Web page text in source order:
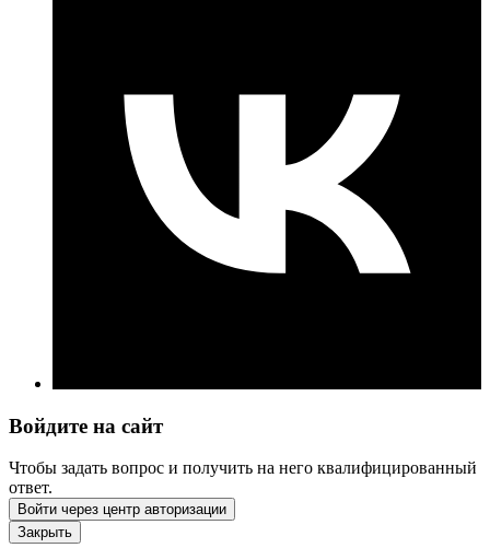
Войдите на сайт
Чтобы задать вопрос и получить на него квалифицированный
ответ.
Войти через центр авторизации
Закрыть